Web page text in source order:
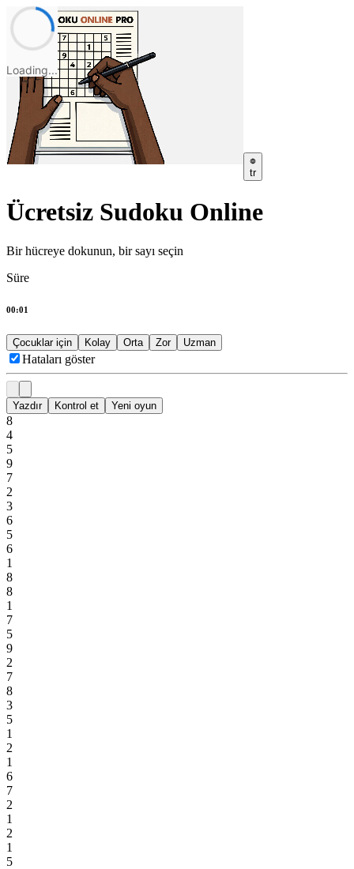
Loading...
tr
Ücretsiz Sudoku Online
Bir hücreye dokunun, bir sayı seçin
Süre
00:01
Çocuklar için Kolay Orta Zor Uzman
Hataları göster
Yazdır Kontrol et Yeni oyun
8
4
5
9
7
2
3
6
5
6
1
8
8
1
7
5
9
2
7
8
3
5
1
2
1
6
7
2
1
2
1
5